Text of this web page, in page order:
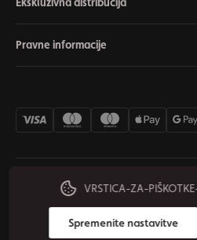
Pravne informacije
© 2026 Origos Group s.r.o. - SI. Vse pravice
Nastavitve piškotkov Odstop od
VRSTICA-ZA-
Spremenite nastavitve